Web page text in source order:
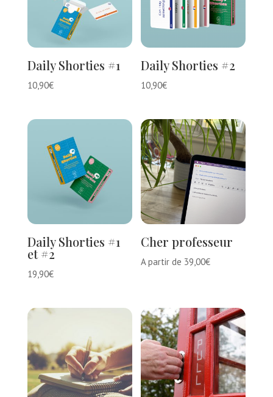
Daily Shorties #1
10,90€
Daily Shorties #2
10,90€
Daily Shorties #1
et #2
19,90€
Cher professeur
A partir de 39,00€